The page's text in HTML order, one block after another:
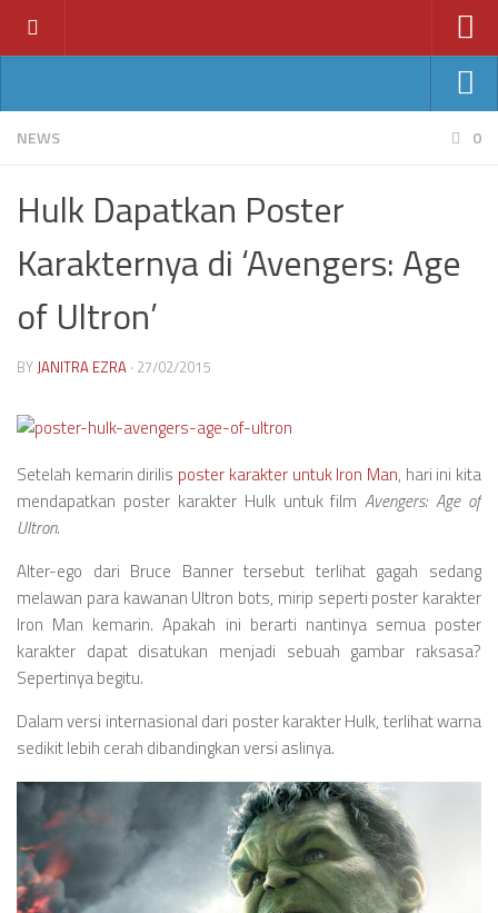
News
Reviews
Year
2011
2014
Videos
Television
Games
Batman v Superman
Fantastic Four
NEWS 0
Hulk Dapatkan Poster
Karakternya di ‘Avengers: Age
of Ultron’
BYJANITRA EZRA · 27/02/2015
Setelah kemarin dirilis poster karakter untuk Iron Man, hari ini kita
mendapatkan poster karakter Hulk untuk filmAvengers: Age of
Ultron.
Alter-ego dari Bruce Banner tersebut terlihat gagah sedang
melawan para kawanan Ultron bots, mirip seperti poster karakter
Iron Man kemarin. Apakah ini berarti nantinya semua poster
karakter dapat disatukan menjadi sebuah gambar raksasa?
Sepertinya begitu.
Dalam versi internasional dari poster karakter Hulk, terlihat warna
sedikit lebih cerah dibandingkan versi aslinya.